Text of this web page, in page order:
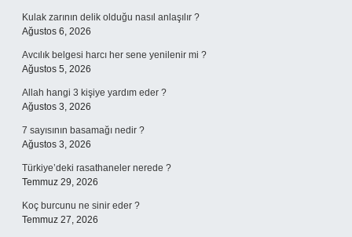
Kulak zarının delik olduğu nasıl anlaşılır ?
Ağustos 6, 2026
Avcılık belgesi harcı her sene yenilenir mi ?
Ağustos 5, 2026
Allah hangi 3 kişiye yardım eder ?
Ağustos 3, 2026
7 sayısının basamağı nedir ?
Ağustos 3, 2026
Türkiye’deki rasathaneler nerede ?
Temmuz 29, 2026
Koç burcunu ne sinir eder ?
Temmuz 27, 2026